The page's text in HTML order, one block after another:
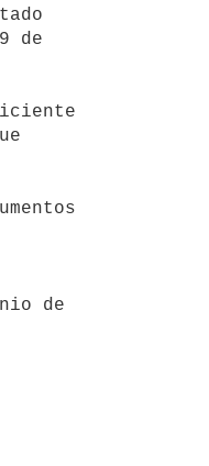
de
de